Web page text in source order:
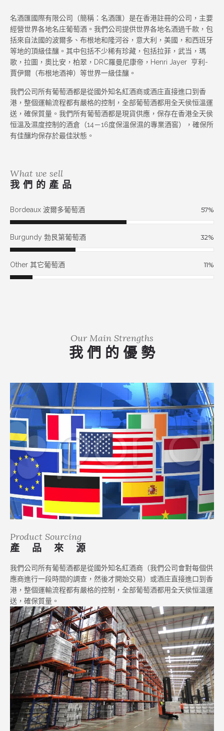
名酒匯國際有限公司（簡稱：名酒匯）是在香港註冊的公司，主要
經營世界各地名庄葡萄酒。我們公司提供世界各地名酒過千款，包
括來自法國的波爾多、布根地和隆河谷，意大利，美國，和西班牙
等地的頂級佳釀。其中包括不少稀有珍藏，包括拉菲，武当，瑪
歌，拉圖，奧比安，柏翠，DRC羅曼尼康帝，Henri Jayer 亨利-
賈伊爾（布根地酒神）等世界一級佳釀。
我們公司所有葡萄酒都是從國外知名紅酒商或酒庄直接進口到香
港，整個運輸流程都有嚴格的控制，全部葡萄酒都用全天侯恒溫運
送，確保質量。我們所有葡萄酒都是現貨供應，保存在香港全天侯
恒溫及濕度控制的酒倉（14－16度保溫保濕的專業酒窖），確保所
有佳釀均保存於最佳狀態。
What we sell
我們的產品
Bordeaux 波爾多葡萄酒 57%
Burgundy 勃艮第葡萄酒 32%
Other 其它葡萄酒 11%
Our Main Strengths
我 們 的 優 勢
Product Sourcing
產 品 來 源
我們公司所有葡萄酒都是從國外知名紅酒商（我們公司會對每個供
應商進行一段時間的調查，然後才開始交易）或酒庄直接進口到香
港，整個運輸流程都有嚴格的控制，全部葡萄酒都用全天侯恒溫運
送，確保質量。